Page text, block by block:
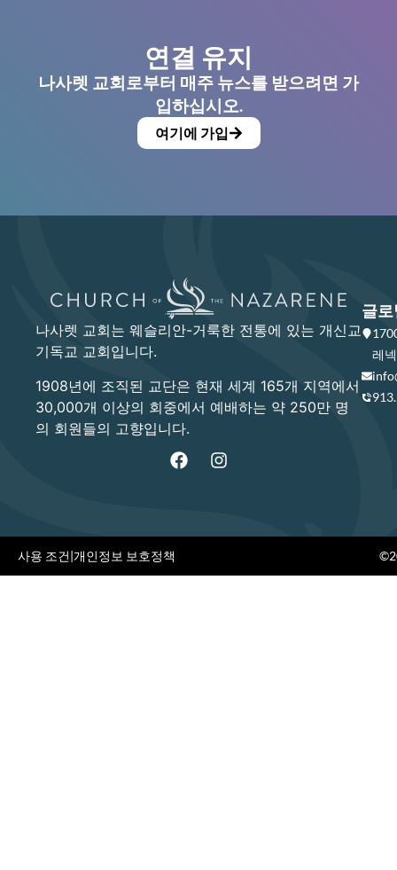
연결 유지
나사렛 교회로부터 매주 뉴스를 받으려면 가
입하십시오.
여기에 가입
나사렛 교회는 웨슬리안-거룩한 전통에 있는 개신교
기독교 교회입니다.
1908년에 조직된 교단은 현재 세계 165개 지역에서
30,000개 이상의 회중에서 예배하는 약 250만 명
의 회원들의 고향입니다.
글로
레
사용 조건|개인정보 보호정책